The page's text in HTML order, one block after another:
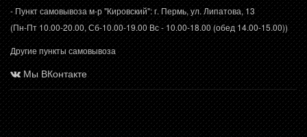
- Пункт самовывоза м-р "Кировский": г. Пермь, ул. Липатова, 13
(Пн-Пт 10.00-20.00, Сб-10.00-19.00 Вс - 10.00-18.00 (обед 14.00-15.00))
Другие пункты самовывоза
Мы ВКонтакте